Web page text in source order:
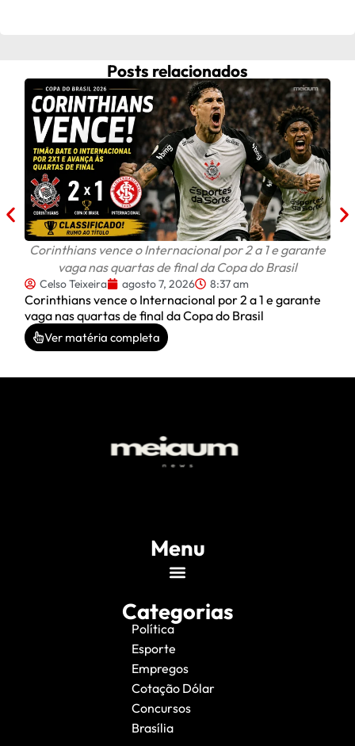
Posts relacionados
Corinthians vence o Internacional por 2 a 1 e garante
vaga nas quartas de final da Copa do Brasil
Celso Teixeira agosto 7, 2026 8:37 am
Corinthians vence o Internacional por 2 a 1 e garante
vaga nas quartas de final da Copa do Brasil
Ver matéria completa
Menu
Categorias
Política
Esporte
Empregos
Cotação Dólar
Concursos
Brasília